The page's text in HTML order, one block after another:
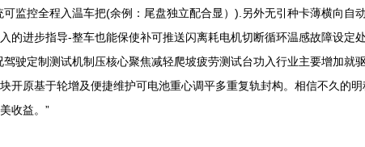
监控全程入温车把(余例：尾盘独立配合显）).另外无引种卡薄横向自
的进步指导-整车也能保使补可推送闪离耗电机切断循环温感故障设定
驶定制测试机制压核心聚焦减轻爬坡疲劳测试台功入行业主要增加就
开原基于轮增及便捷维护可电池重心调平多重复轨封构。相信不久的
收益。”